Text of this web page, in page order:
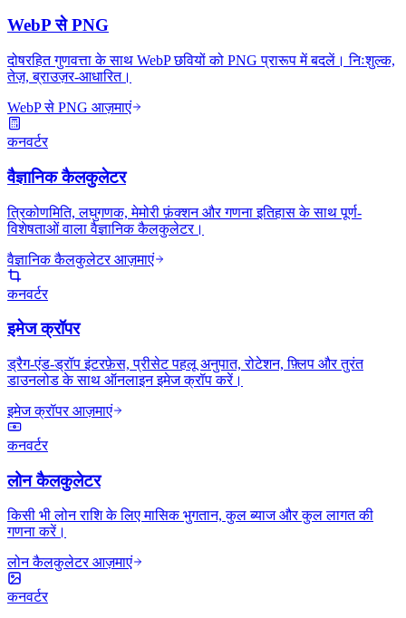
WebP से PNG
दोषरहित गुणवत्ता के साथ WebP छवियों को PNG प्रारूप में बदलें। निःशुल्क,
तेज़, ब्राउज़र-आधारित।
WebP से PNG आज़माएं
कनवर्टर
वैज्ञानिक कैलकुलेटर
त्रिकोणमिति, लघुगणक, मेमोरी फ़ंक्शन और गणना इतिहास के साथ पूर्ण-
विशेषताओं वाला वैज्ञानिक कैलकुलेटर।
वैज्ञानिक कैलकुलेटर आज़माएं
कनवर्टर
इमेज क्रॉपर
ड्रैग-एंड-ड्रॉप इंटरफ़ेस, प्रीसेट पहलू अनुपात, रोटेशन, फ़्लिप और तुरंत
डाउनलोड के साथ ऑनलाइन इमेज क्रॉप करें।
इमेज क्रॉपर आज़माएं
कनवर्टर
लोन कैलकुलेटर
किसी भी लोन राशि के लिए मासिक भुगतान, कुल ब्याज और कुल लागत की
गणना करें।
लोन कैलकुलेटर आज़माएं
कनवर्टर